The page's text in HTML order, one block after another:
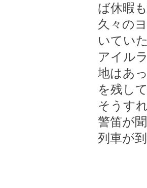
ば休暇
久々の
いてい
アイル
地はあ
を残し
そうす
警笛が
列車が